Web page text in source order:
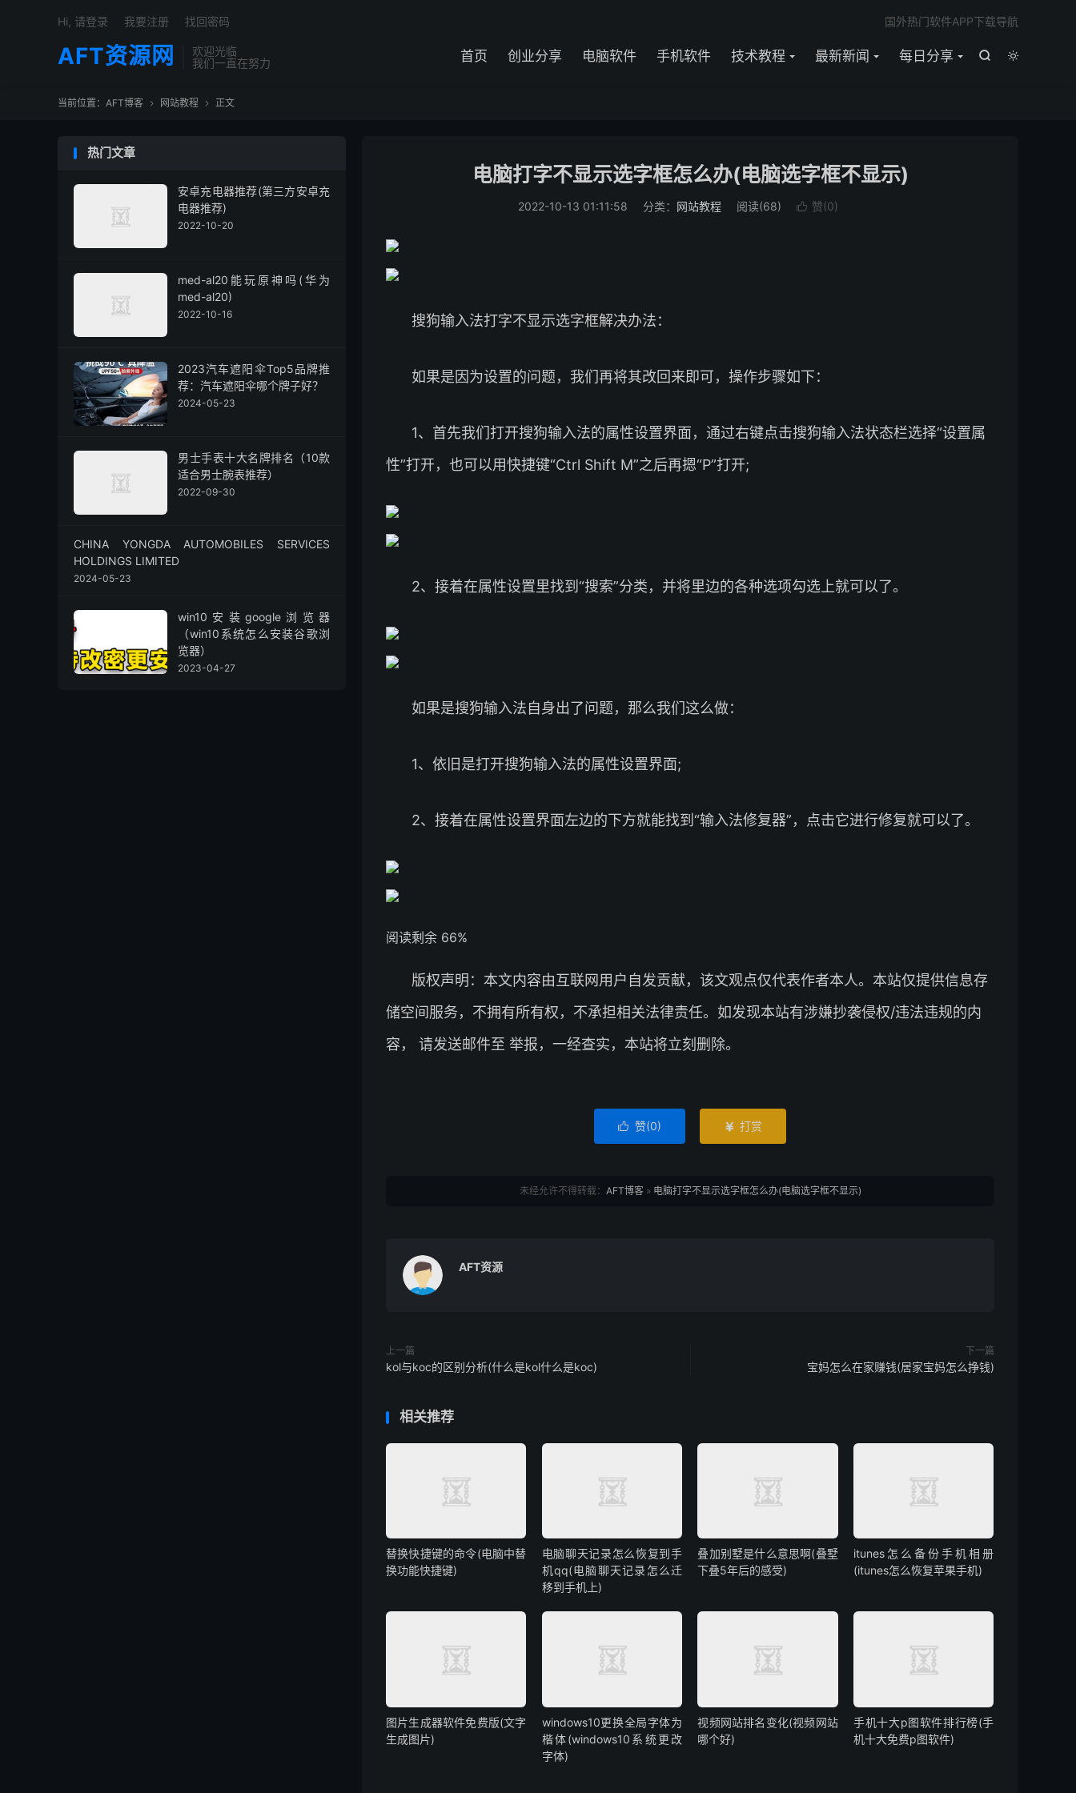
AFT资源网
欢迎光临
我们一直在努力


首页 创业分享 电脑软件 手机软件 技术教程 最新新闻 每日分享
国外热门软件APP下载导航
Hi, 请登录 我要注册 找回密码
当前位置： AFT博客  网站教程  正文
电脑打字不显示选字框怎么办(电脑选字框不显示)
2022-10-13 01:11:58 分类： 网站教程 阅读(68)  赞(0)
搜狗输入法打字不显示选字框解决办法：
如果是因为设置的问题，我们再将其改回来即可，操作步骤如下：
1、首先我们打开搜狗输入法的属性设置界面，通过右键点击搜狗输入法状态栏选择“设置属
性”打开，也可以用快捷键“Ctrl Shift M”之后再摁“P”打开;
2、接着在属性设置里找到“搜索”分类，并将里边的各种选项勾选上就可以了。
如果是搜狗输入法自身出了问题，那么我们这么做：
1、依旧是打开搜狗输入法的属性设置界面;
2、接着在属性设置界面左边的下方就能找到“输入法修复器”，点击它进行修复就可以了。
阅读剩余 66%
版权声明：本文内容由互联网用户自发贡献，该文观点仅代表作者本人。本站仅提供信息存
储空间服务，不拥有所有权，不承担相关法律责任。如发现本站有涉嫌抄袭侵权/违法违规的内
容， 请发送邮件至 举报，一经查实，本站将立刻删除。
 赞(0)  打赏
未经允许不得转载： AFT博客» 电脑打字不显示选字框怎么办(电脑选字框不显示)
AFT资源
上一篇
kol与koc的区别分析(什么是kol什么是koc)
下一篇
宝妈怎么在家赚钱(居家宝妈怎么挣钱)
相关推荐
替换快捷键的命令(电脑中替
换功能快捷键)
电脑聊天记录怎么恢复到手
机qq(电脑聊天记录怎么迁
移到手机上)
叠加别墅是什么意思啊(叠墅
下叠5年后的感受)
itunes怎么备份手机相册
(itunes怎么恢复苹果手机)
图片生成器软件免费版(文字
生成图片)
windows10更换全局字体为
楷体(windows10系统更改
字体)
视频网站排名变化(视频网站
哪个好)
手机十大p图软件排行榜(手
机十大免费p图软件)
热门文章
安卓充电器推荐(第三方安卓充
电器推荐)
2022-10-20
med-al20能玩原神吗(华为
med-al20)
2022-10-16
2023汽车遮阳伞Top5品牌推
荐：汽车遮阳伞哪个牌子好？
2024-05-23
男士手表十大名牌排名（10款
适合男士腕表推荐）
2022-09-30
CHINA YONGDA AUTOMOBILES SERVICES
HOLDINGS LIMITED
2024-05-23
win10安装google浏览器
（win10系统怎么安装谷歌浏
览器）
2023-04-27